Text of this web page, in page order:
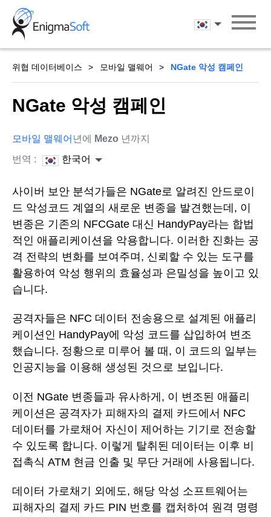
Skip
content
한국어
위협 데이터베이스 모바일 맬웨어 NGate 악성 캠페인
NGate 악성 캠페인
모바일 맬웨어 년에 Mezo 년까지
번역 :
한국어
사이버 보안 분석가들은 NGate로 알려진 안드로이
드 악성코드 계열의 새로운 변종을 발견했는데, 이
변종은 기존의 NFCGate 대신 HandyPay라는 합법
적인 애플리케이션을 악용합니다. 이러한 진화는 공
격 전략의 변화를 보여주며, 신뢰할 수 있는 도구를
활용하여 악성 행위의 효율성과 은밀성을 높이고 있
습니다.
공격자들은 NFC 데이터 전송용으로 설계된 애플리
케이션인 HandyPay에 악성 코드를 삽입하여 변조
했습니다. 정황으로 미루어 볼 때, 이 코드의 일부는
인공지능을 이용해 생성된 것으로 보입니다.
이전 NGate 변종들과 유사하게, 이 변조된 애플리
케이션은 공격자가 피해자의 결제 카드에서 NFC
데이터를 가로채어 자신이 제어하는 기기로 전송할
수 있도록 합니다. 이렇게 탈취된 데이터는 이후 비
접촉식 ATM 현금 인출 및 무단 거래에 사용됩니다.
데이터 가로채기 외에도, 해당 악성 소프트웨어는
피해자의 결제 카드 PIN 번호를 캡처하여 원격 명령